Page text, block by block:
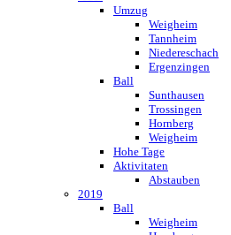
Umzug
Weigheim
Tannheim
Niedereschach
Ergenzingen
Ball
Sunthausen
Trossingen
Hornberg
Weigheim
Hohe Tage
Aktivitaten
Abstauben
2019
Ball
Weigheim